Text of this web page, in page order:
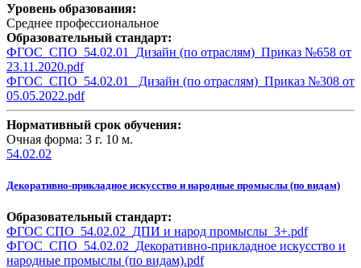
Уровень образования:
Среднее профессиональное
Образовательный стандарт:
ФГОС_СПО_54.02.01_Дизайн (по отраслям)_Приказ №658 от
23.11.2020.pdf
ФГОС_СПО_54.02.01_ Дизайн (по отраслям)_Приказ №308 от
05.05.2022.pdf
Нормативный срок обучения:
Очная форма: 3 г. 10 м.
54.02.02
Декоративно-прикладное искусство и народные промыслы (по видам)
Образовательный стандарт:
ФГОС СПО_54.02.02_ДПИ и народ промыслы_3+.pdf
ФГОС_СПО_54.02.02_Декоративно-прикладное искусство и
народные промыслы (по видам).pdf